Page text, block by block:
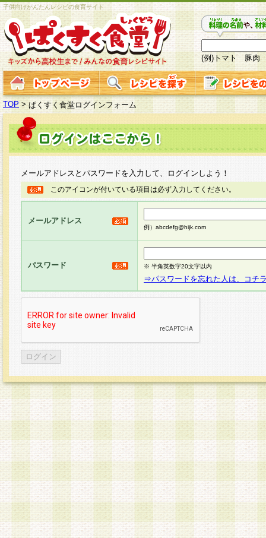
子供向けかんたんレシピの食育サイト
(例)トマト 豚肉
TOP > ぱくすく食堂ログインフォーム
メールアドレスとパスワードを入力して、ログインしよう！
このアイコンが付いている項目は必ず入力してください。
メールアドレス
例）abcdefg@hijk.com
パスワード ※ 半角英数字20文字以内
⇒パスワードを忘れた人は、コチ